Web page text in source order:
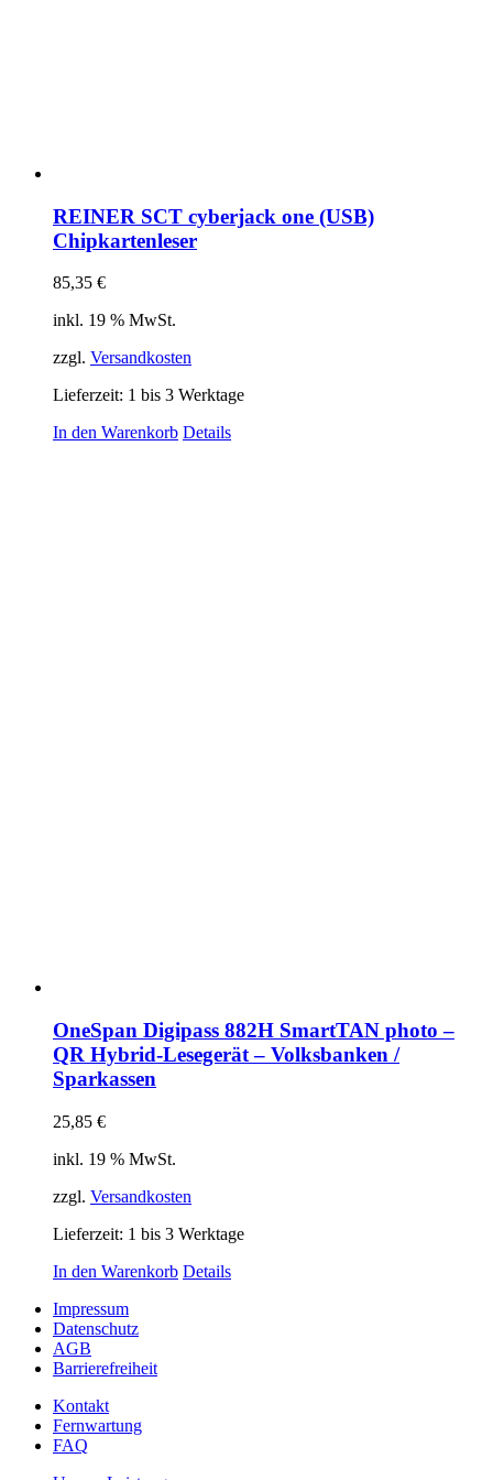
REINER SCT cyberjack one (USB)
Chipkartenleser
85,35 €
inkl. 19 % MwSt.
zzgl. Versandkosten
Lieferzeit: 1 bis 3 Werktage
In den Warenkorb Details
OneSpan Digipass 882H SmartTAN photo –
QR Hybrid-Lesegerät – Volksbanken /
Sparkassen
25,85 €
inkl. 19 % MwSt.
zzgl. Versandkosten
Lieferzeit: 1 bis 3 Werktage
In den Warenkorb Details
Impressum
Datenschutz
AGB
Barrierefreiheit
Kontakt
Fernwartung
FAQ